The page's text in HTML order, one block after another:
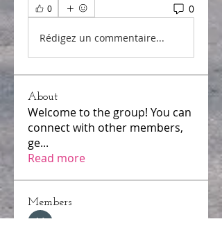
0 0
Rédigez un commentaire...
About
Welcome to the group! You can
connect with other members,
ge...
Read more
Members